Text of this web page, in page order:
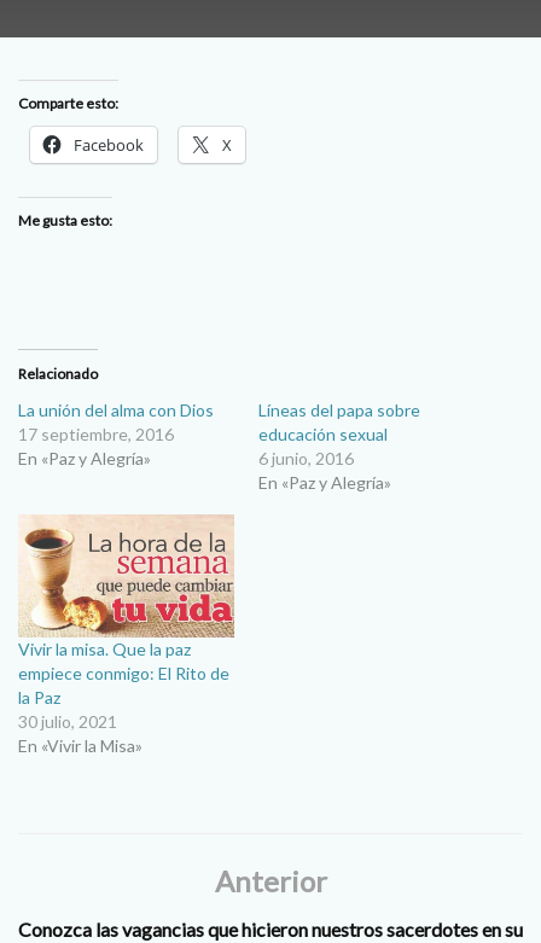
Comparte esto:
Facebook X
Me gusta esto:
Relacionado
La unión del alma con Dios
17 septiembre, 2016
En «Paz y Alegría»
Líneas del papa sobre
educación sexual
6 junio, 2016
En «Paz y Alegría»
Vivir la misa. Que la paz
empiece conmigo: El Rito de
la Paz
30 julio, 2021
En «Vivir la Misa»
Anterior
Conozca las vagancias que hicieron nuestros sacerdotes en su